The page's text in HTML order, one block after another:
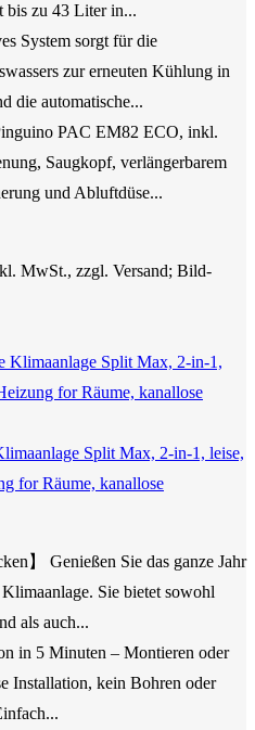
bis zu 43 Liter in...
System sorgt für die
zur erneuten Kühlung in
die automatische...
PAC EM82 ECO, inkl.
Saugkopf, verlängerbarem
und Abluftdüse...
MwSt., zzgl. Versand; Bild-
Split Max, 2-in-1, leise,
for Räume, kanallose
】 Genießen Sie das ganze Jahr
Sie bietet sowohl
als auch...
in 5 Minuten – Montieren oder
Installation, kein Bohren oder